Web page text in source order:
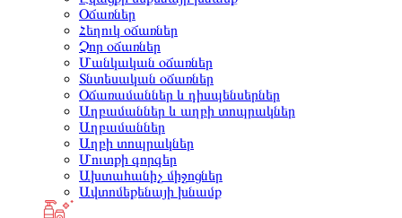
Օճառներ
Հեղուկ օճառներ
Չոր օճառներ
Մանկական օճառներ
Տնտեսական օճառներ
Օճառամաններ և դիսպենսերներ
Աղբամաններ և աղբի տոպրակներ
Աղբամաններ
Աղբի տոպրակներ
Մուտքի գորգեր
Ախտահանիչ միջոցներ
Ավտոմեքենայի խնամք